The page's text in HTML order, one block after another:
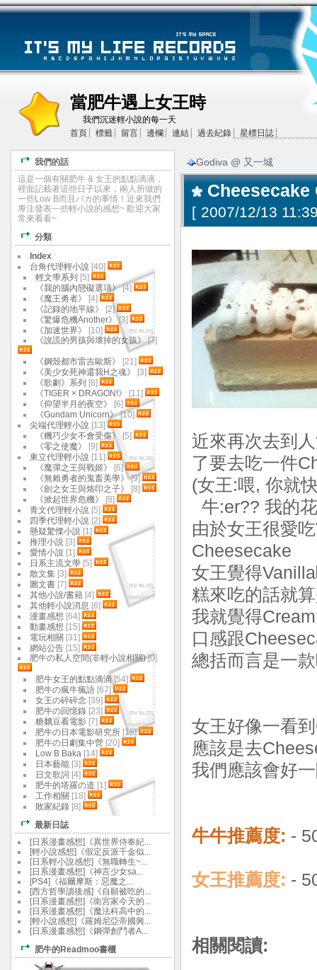
當肥牛遇上女王時
我們沉迷輕小說的每一天
首頁
標籤 留言 邊欄 連結 過去紀錄 星標日誌
Godiva @ 又一城
Cheesecake
[ 2007/12/13
近來再次去到
了要去吃一件
(女王:喂, 你就
牛:er?? 我的
由於女王很愛
Cheesecake
女王覺得
糕來吃的話就
我就覺得
口感跟
總括而言是一
女王好像一看
應該是去
我們應該會好
牛牛推薦度: -
女王推薦度: -
相關閱讀:
我們的話
這是一個有關肥牛 & 女王的點點滴滴，
裡面記載著這些日子以來，兩人所做的
一些Low B而且バカ的事情！近來我們
專注發表一些輕小說的感想~ 歡迎大家
常來看看~
分類
Index
台角代理輕小說 [40]
輕文學系列 [5]
《我的腦內戀礙選項》[4]
《魔王勇者》
[4]
《記錄的地平線》
[2]
《驚爆危機Another》[3]
《加速世界》
[10]
《說謊的男孩與壞掉的女孩》[7]
《鋼殼都市雷吉歐斯》
[21]
《美少女死神還我H之魂》
[3]
《歌劇》系列 [8]
《TIGER × DRAGON!》
[11]
《仰望半月的夜空》
[6]
《Gundam Unicorn》[10]
尖端代理輕小說 [13]
《機巧少女不會受傷》
[5]
《零之使魔》
[9]
東立代理輕小說 [11]
《魔彈之王與戰姬》
[6]
《無賴勇者的鬼畜美學》[9]
《劍之女王與烙印之子》
[8]
《掀起世界危機》
[8]
青文代理輕小說 [5]
四季代理輕小說 [2]
懸疑驚慄小說 [1]
推理小說 [3]
愛情小說 [1]
日系主流文學 [5]
散文集 [3]
圖文書 [7]
其他小說/書籍 [4]
其他輕小說消息 [6]
漫畫感想 [64]
動畫感想 [15]
電玩相關 [31]
網站公告 [15]
肥牛の私人空間(非輕小說相關)[0]
肥牛女王的點點滴滴[54]
肥牛の瘋牛瘋語 [67]
女王の碎碎念 [39]
肥牛の回憶錄 [23]
糖黐豆看電影 [7]
肥牛の日本電影研究所 [15]
肥牛の日劇集中營 [20]
Low B Baka [14]
日本藝能 [3]
日文歌詞 [4]
肥牛的塔羅の道 [1]
工作相關 [18]
敗家紀錄 [8]
最新日誌
[日系漫畫感想]《異世界侍奉紀...
[輕小說感想]《假定反派千金似...
[日系輕小說感想]《無職轉生~...
[日系漫畫感想]《神言少女sa...
[PS4]《福爾摩斯：惡魔之...
[西方哲學讀後感]《自願被吃的...
[日系漫畫感想]《衛宮家今天的...
[日系漫畫感想]《魔法科高中的...
[輕小說感想]《羅姆尼亞帝國興...
[日系漫畫感想]《鋼彈創鬥者A...
肥牛的Readmoo書櫃